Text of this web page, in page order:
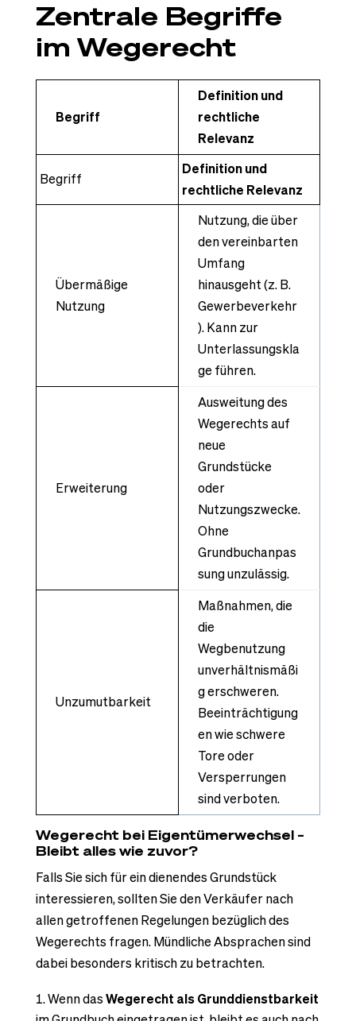
Zentrale Begriffe
im Wegerecht
Begriff
Definition und
rechtliche
Relevanz
Begriff
Definition und
rechtliche Relevanz
Übermäßige
Nutzung
Nutzung, die über
den vereinbarten
Umfang
hinausgeht (z. B.
Gewerbeverkehr
). Kann zur
Unterlassungskla
ge führen.
Erweiterung
Ausweitung des
Wegerechts auf
neue
Grundstücke
oder
Nutzungszwecke.
Ohne
Grundbuchanpas
sung unzulässig.
Unzumutbarkeit
Maßnahmen, die
die
Wegbenutzung
unverhältnismäßi
g erschweren.
Beeinträchtigung
en wie schwere
Tore oder
Versperrungen
sind verboten.
Wegerecht bei Eigentümerwechsel –
Bleibt alles wie zuvor?
Falls Sie sich für ein dienendes Grundstück
interessieren, sollten Sie den Verkäufer nach
allen getroffenen Regelungen bezüglich des
Wegerechts fragen. Mündliche Absprachen sind
dabei besonders kritisch zu betrachten.
Wenn dasWegerecht als Grunddienstbarkeit